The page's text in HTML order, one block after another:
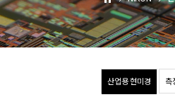
산업용 현미경 측